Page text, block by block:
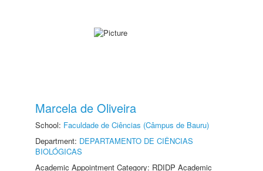
Marcela de Oliveira
School: Faculdade de Ciências (Câmpus de Bauru)
Department: DEPARTAMENTO DE CIÊNCIAS
BIOLÓGICAS
Academic Appointment Category: RDIDP Academic